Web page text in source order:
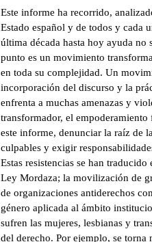
Este informe ha recorrido,
Estado español y de todos y cada
última década hasta hoy ayuda no
punto es un movimiento
en toda su complejidad. Un
incorporación del discurso y la
enfrenta a muchas amenazas y
transformador, el
este informe, denunciar la raíz de
culpables y exigir
Estas resistencias se han
Ley Mordaza; la movilización de
de organizaciones antiderechos
género aplicada al ámbito
sufren las mujeres, lesbianas y
del derecho. Por ejemplo, se